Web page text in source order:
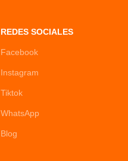
REDES SOCIALES
Facebook
Instagram
Tiktok
WhatsApp
Blog